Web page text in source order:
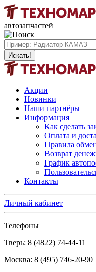
автозапчастей
Искать!
Акции
Новинки
Наши партнёры
Информация
Как сделать
Оплата и
Правила
Возврат
График
Контакты
Личный кабинет
Телефоны
Тверь: 8 (4822) 74-44-11
Москва: 8 (495) 746-20-90